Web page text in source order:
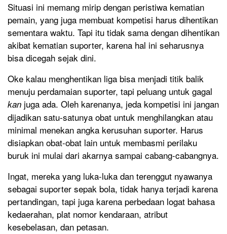
Situasi ini memang mirip dengan peristiwa kematian
pemain, yang juga membuat kompetisi harus dihentikan
sementara waktu. Tapi itu tidak sama dengan dihentikan
akibat kematian suporter, karena hal ini seharusnya
bisa dicegah sejak dini.
Oke kalau menghentikan liga bisa menjadi titik balik
menuju perdamaian suporter, tapi peluang untuk gagal
kan juga ada. Oleh karenanya, jeda kompetisi ini jangan
dijadikan satu-satunya obat untuk menghilangkan atau
minimal menekan angka kerusuhan suporter. Harus
disiapkan obat-obat lain untuk membasmi perilaku
buruk ini mulai dari akarnya sampai cabang-cabangnya.
Ingat, mereka yang luka-luka dan terenggut nyawanya
sebagai suporter sepak bola, tidak hanya terjadi karena
pertandingan, tapi juga karena perbedaan logat bahasa
kedaerahan, plat nomor kendaraan, atribut
kesebelasan, dan petasan.